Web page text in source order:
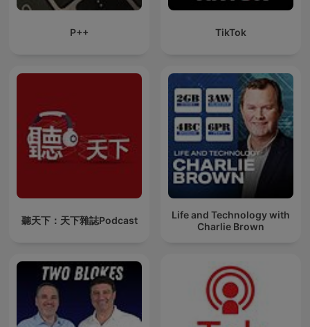
P++ TikTok
聽天下：天下雜誌Podcast
Life and Technology with
Charlie Brown